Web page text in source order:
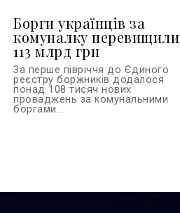
Борги українців за
комуналку перевищили
113 млрд грн
За перше півріччя до Єдиного
реєстру боржників додалося
понад 108 тисяч нових
проваджень за комунальними
боргами...